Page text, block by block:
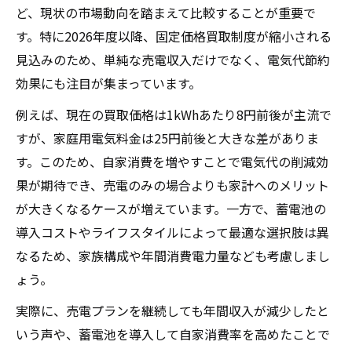
ど、現状の市場動向を踏まえて比較することが重要で
す。特に2026年度以降、固定価格買取制度が縮小される
見込みのため、単純な売電収入だけでなく、電気代節約
効果にも注目が集まっています。
例えば、現在の買取価格は1kWhあたり8円前後が主流で
すが、家庭用電気料金は25円前後と大きな差がありま
す。このため、自家消費を増やすことで電気代の削減効
果が期待でき、売電のみの場合よりも家計へのメリット
が大きくなるケースが増えています。一方で、蓄電池の
導入コストやライフスタイルによって最適な選択肢は異
なるため、家族構成や年間消費電力量なども考慮しまし
ょう。
実際に、売電プランを継続しても年間収入が減少したと
いう声や、蓄電池を導入して自家消費率を高めたことで